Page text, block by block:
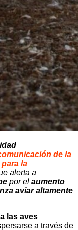
de la
la
alerta a
por el aumento
aviar altamente
las aves
a través de